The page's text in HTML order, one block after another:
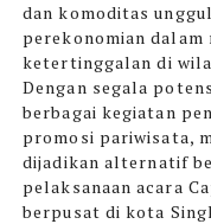
dan komoditas
perekonomian
ketertinggalan di
Dengan segala
berbagai kegiatan
promosi pariwisata,
dijadikan alternatif
pelaksanaan acara
berpusat di kota